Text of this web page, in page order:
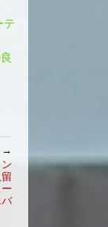
テ
→